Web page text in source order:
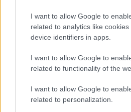
I want to allow Google to
related to analytics like
device identifiers in apps.
I want to allow Google to
related to functionality of the
I want to allow Google to
related to personalization.
Γαλλία
Ευρώπη
Κουπόνι
Χρηματοδοτικά μοντέλα